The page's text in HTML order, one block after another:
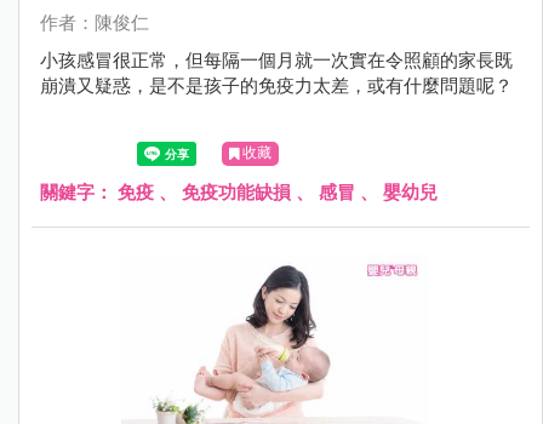
作者：陳俊仁
小孩感冒很正常，但每隔一個月就一次實在令照顧的家長既
崩潰又疑惑，是不是孩子的免疫力太差，或有什麼問題呢？
收藏
關鍵字： 免疫 、 免疫功能缺損 、 感冒 、 嬰幼兒